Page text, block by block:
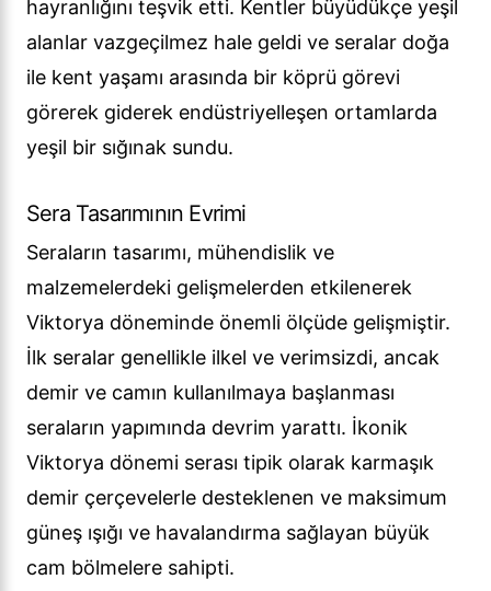
hayranlığını teşvik etti. Kentler büyüdükçe yeşil
alanlar vazgeçilmez hale geldi ve seralar doğa
ile kent yaşamı arasında bir köprü görevi
görerek giderek endüstriyelleşen ortamlarda
yeşil bir sığınak sundu.
Sera Tasarımının Evrimi
Seraların tasarımı, mühendislik ve
malzemelerdeki gelişmelerden etkilenerek
Viktorya döneminde önemli ölçüde gelişmiştir.
İlk seralar genellikle ilkel ve verimsizdi, ancak
demir ve camın kullanılmaya başlanması
seraların yapımında devrim yarattı. İkonik
Viktorya dönemi serası tipik olarak karmaşık
demir çerçevelerle desteklenen ve maksimum
güneş ışığı ve havalandırma sağlayan büyük
cam bölmelere sahipti.